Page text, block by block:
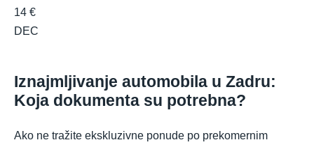
14 €
DEC
Iznajmljivanje automobila u Zadru:
Koja dokumenta su potrebna?
Ako ne tražite ekskluzivne ponude po prekomernim